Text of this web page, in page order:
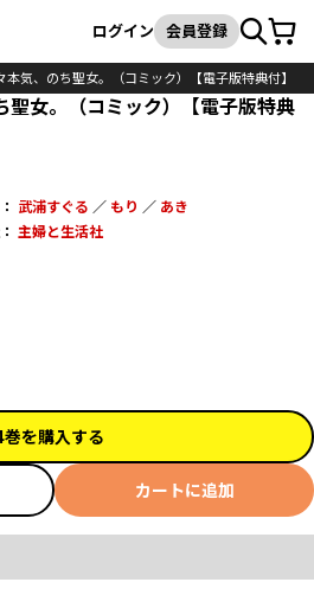
検索
ログイン 会員登録カート
本気、のち聖女。（コミック）【電子版特典付】
聖女。（コミック）【電子版特典
武浦すぐる ／ もり ／ あき
主婦と生活社
巻を購入する
カートに追加